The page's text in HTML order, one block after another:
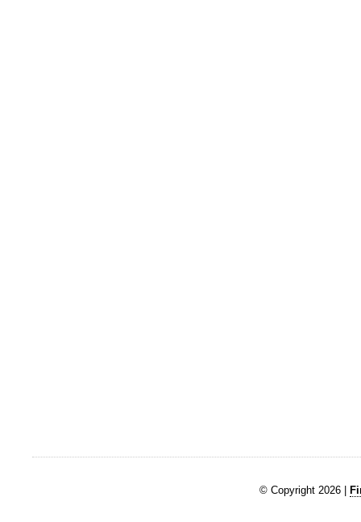
© Copyright 2026 |